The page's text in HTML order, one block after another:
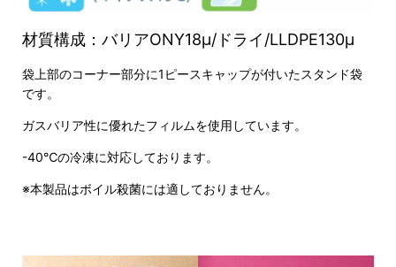
材質構成：バリアONY18μ/ドライ/LLDPE130μ
袋上部のコーナー部分に1ピースキャップが付いたスタンド袋
です。
ガスバリア性に優れたフィルムを使用しています。
-40℃の冷凍に対応しております。
※本製品はボイル殺菌には適しておりません。